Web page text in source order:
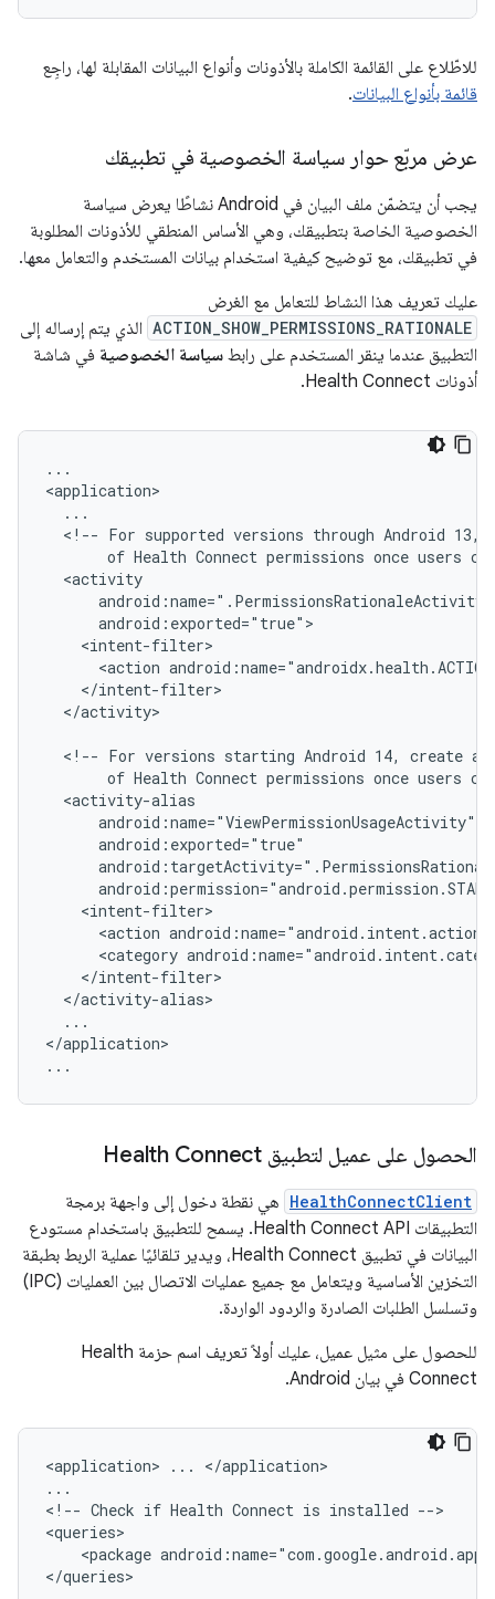
للاطّلاع على القائمة الكاملة بالأذونات وأنواع البيانات المقابلة لها، راجِع
قائمة بأنواع البيانات.
عرض مربّع حوار سياسة الخصوصية في تطبيقك
يجب أن يتضمّن ملف البيان في Android نشاطًا يعرض سياسة
الخصوصية الخاصة بتطبيقك، وهي الأساس المنطقي للأذونات المطلوبة
في تطبيقك، مع توضيح كيفية استخدام بيانات المستخدم والتعامل معها.
عليك تعريف هذا النشاط للتعامل مع الغرض
ACTION_SHOW_PERMISSIONS_RATIONALE الذي يتم إرساله إلى
التطبيق عندما ينقر المستخدم على رابط سياسة الخصوصية في شاشة
أذونات Health Connect.
...
<!-- For supported versions through Android 13,
of Health Connect permissions once users
<action
</activity>
<!-- For versions starting Android 14, create an
of Health Connect permissions once users
<action
<category
...
</application>
الحصول على عميل لتطبيق Health Connect
HealthConnectClient هي نقطة دخول إلى واجهة برمجة
التطبيقات Health Connect API. يسمح للتطبيق باستخدام مستودع
البيانات في تطبيق Health Connect، ويدير تلقائيًا عملية الربط بطبقة
التخزين الأساسية ويتعامل مع جميع عمليات الاتصال بين العمليات (IPC)
وتسلسل الطلبات الصادرة والردود الواردة.
للحصول على مثيل عميل، عليك أولاً تعريف اسم حزمة Health
Connect في بيان Android.
<application> ...
</application>
...
<!-- Check if Health Connect is installed -->
<package